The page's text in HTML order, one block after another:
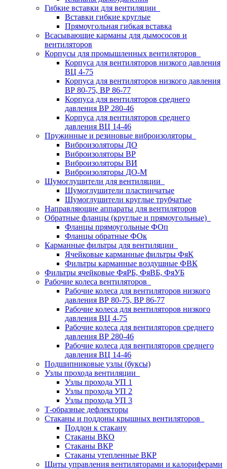
Гибкие вставки для вентиляции
Вставки гибкие круглые
Прямоугольная гибкая вставка
Всасывающие карманы для дымососов и
вентиляторов
Корпусы для промышленных вентиляторов
Корпуса для вентиляторов низкого давления
ВЦ 4-75
Корпуса для вентиляторов низкого давления
ВР 80-75, ВР 86-77
Корпуса для вентиляторов среднего
давления ВР 280-46
Корпуса для вентиляторов среднего
давления ВЦ 14-46
Пружинные и резиновые виброизоляторы
Виброизоляторы ДО
Виброизоляторы ВР
Виброизоляторы ВИ
Виброизоляторы ДО-М
Шумоглушители для вентиляции
Шумоглушители пластинчатые
Шумоглушители круглые трубчатые
Направляющие аппараты для вентиляторов
Обратные фланцы (круглые и прямоугольные)
Фланцы прямоугольные ФОп
Фланцы обратные ФОк
Карманные фильтры для вентиляции
Ячейковые карманные фильтры ФяК
Фильтры карманные воздушные ФВК
Фильтры ячейковые ФяРБ, ФяВБ, ФяУБ
Рабочие колеса вентиляторов
Рабочие колеса для вентиляторов низкого
давления ВР 80-75, ВР 86-77
Рабочие колеса для вентиляторов низкого
давления ВЦ 4-75
Рабочие колеса для вентиляторов среднего
давления ВР 280-46
Рабочие колеса для вентиляторов среднего
давления ВЦ 14-46
Подшипниковые узлы (буксы)
Узлы прохода вентиляции
Узлы прохода УП 1
Узлы прохода УП 2
Узлы прохода УП 3
Т-образные дефлекторы
Стаканы и поддоны крышных вентиляторов
Поддон к стакану
Стаканы ВКО
Стаканы ВКР
Стаканы утепленные ВКР
Щиты управления вентиляторами и калориферами